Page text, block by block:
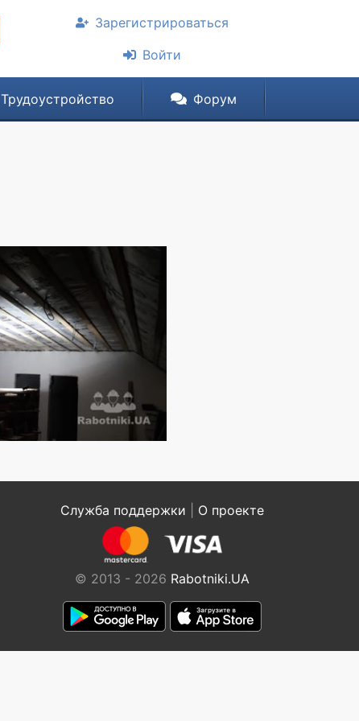
Зарегистрироваться
Войти
Трудоустройство Форум
Служба поддержки О проекте
© 2013 - 2026 Rabotniki.UA